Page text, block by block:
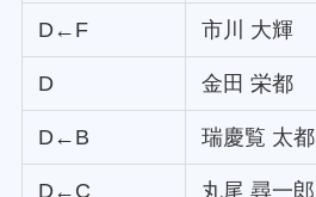
D←F 市川 大輝
D 金田 栄都
D←B 瑞慶覧 太都
D←C 丸尾 尋一郎